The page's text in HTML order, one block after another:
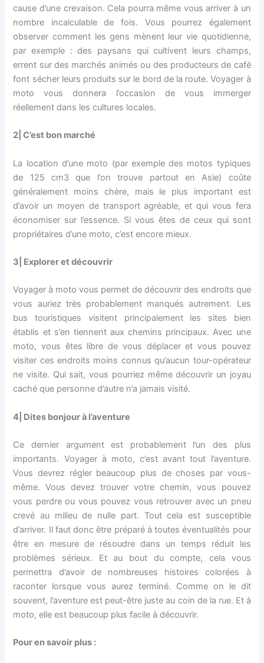
cause d’une crevaison. Cela pourra même vous arriver à un
nombre incalculable de fois. Vous pourrez également
observer comment les gens mènent leur vie quotidienne,
par exemple : des paysans qui cultivent leurs champs,
errent sur des marchés animés ou des producteurs de café
font sécher leurs produits sur le bord de la route. Voyager à
moto vous donnera l’occasion de vous immerger
réellement dans les cultures locales.
2| C’est bon marché
La location d’une moto (par exemple des motos typiques
de 125 cm3 que l’on trouve partout en Asie) coûte
généralement moins chère, mais le plus important est
d’avoir un moyen de transport agréable, et qui vous fera
économiser sur l’essence. Si vous êtes de ceux qui sont
propriétaires d’une moto, c’est encore mieux.
3| Explorer et découvrir
Voyager à moto vous permet de découvrir des endroits que
vous auriez très probablement manqués autrement. Les
bus touristiques visitent principalement les sites bien
établis et s’en tiennent aux chemins principaux. Avec une
moto, vous êtes libre de vous déplacer et vous pouvez
visiter ces endroits moins connus qu’aucun tour-opérateur
ne visite. Qui sait, vous pourriez même découvrir un joyau
caché que personne d’autre n’a jamais visité.
4| Dites bonjour à l’aventure
Ce dernier argument est probablement l’un des plus
importants. Voyager à moto, c’est avant tout l’aventure.
Vous devrez régler beaucoup plus de choses par vous-
même. Vous devez trouver votre chemin, vous pouvez
vous perdre ou vous pouvez vous retrouver avec un pneu
crevé au milieu de nulle part. Tout cela est susceptible
d’arriver. Il faut donc être préparé à toutes éventualités pour
être en mesure de résoudre dans un temps réduit les
problèmes sérieux. Et au bout du compte, cela vous
permettra d’avoir de nombreuses histoires colorées à
raconter lorsque vous aurez terminé. Comme on le dit
souvent, l’aventure est peut-être juste au coin de la rue. Et à
moto, elle est beaucoup plus facile à découvrir.
Pour en savoir plus :